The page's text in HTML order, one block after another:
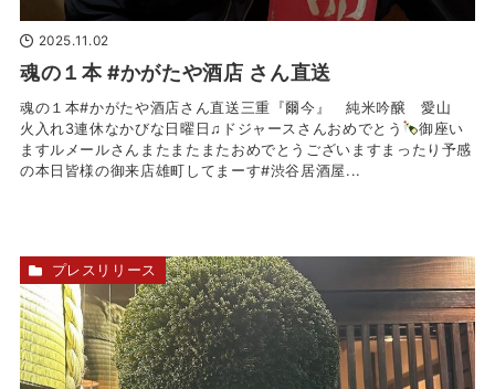
2025.11.02
魂の１本 #かがたや酒店 さん直送
魂の１本#かがたや酒店さん直送三重『爾今』 純米吟醸 愛山
火入れ3連休なかびな日曜日♫ドジャースさんおめでとう
御座い
ますルメールさんまたまたまたおめでとうございますまったり予感
の本日皆様の御来店雄町してまーす#渋谷居酒屋...
プレスリリース